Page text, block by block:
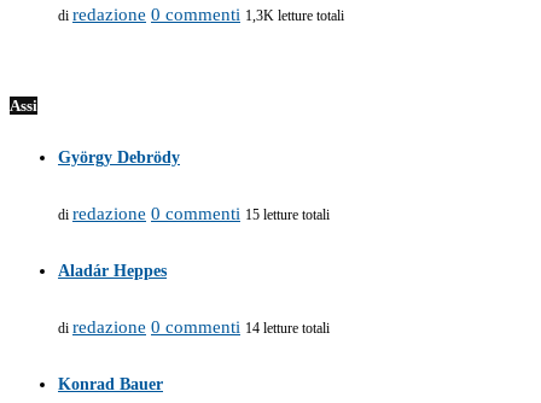
di redazione 0 commenti 1,3K letture totali
Assi
György Debrödy
di redazione 0 commenti 15 letture totali
Aladár Heppes
di redazione 0 commenti 14 letture totali
Konrad Bauer